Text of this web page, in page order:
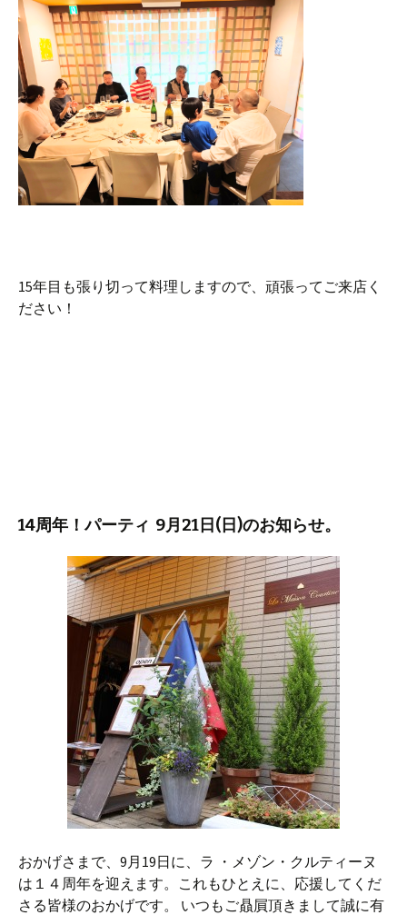
15年目も張り切って料理しますので、頑張ってご来店く
ださい！
14周年！パーティ 9月21日(日)のお知らせ。
おかげさまで、9月19日に、ラ ・メゾン・クルティーヌ
は１４周年を迎えます。これもひとえに、応援してくだ
さる皆様のおかげです。 いつもご贔屓頂きまして誠に有